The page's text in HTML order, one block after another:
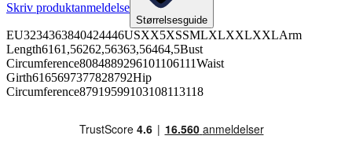
Skriv produktanmeldelse
Størrelsesguide
EU3234363840424446USXX5XSSMLXLXXLXXLArm
Length6161,56262,56363,56464,5Bust
Circumference8084889296101106111Waist
Girth6165697377828792Hip
Circumference87919599103108113118